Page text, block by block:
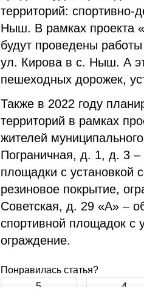
территорий: спортивно-
Ныш. В рамках проекта
будут проведены
ул. Кирова в с. Ныш. А
пешеходных дорожек,
Также в 2022 году
территорий в рамках
жителей
Пограничная, д. 1, д. 3 –
площадки с установкой
резиновое покрытие,
Советская, д. 29 «А» –
спортивной площадок с
ограждение.
Понравилась статья?
5 4